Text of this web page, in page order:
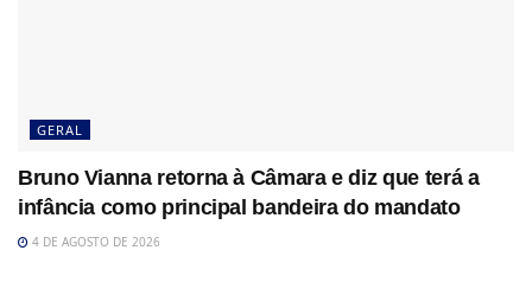
GERAL
Bruno Vianna retorna à Câmara e diz que terá a
infância como principal bandeira do mandato
4 DE AGOSTO DE 2026